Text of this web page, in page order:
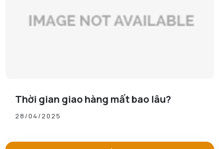
Thời gian giao hàng mất bao lâu?
28/04/2025